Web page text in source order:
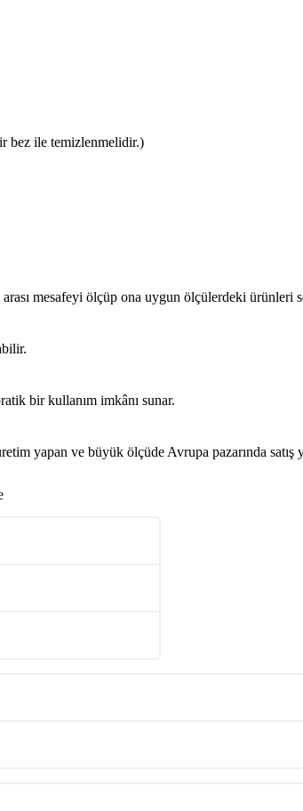
bez ile temizlenmelidir.)
mesafeyi ölçüp ona uygun ölçülerdeki ürünleri
bir kullanım imkânı sunar.
yapan ve büyük ölçüde Avrupa pazarında satış